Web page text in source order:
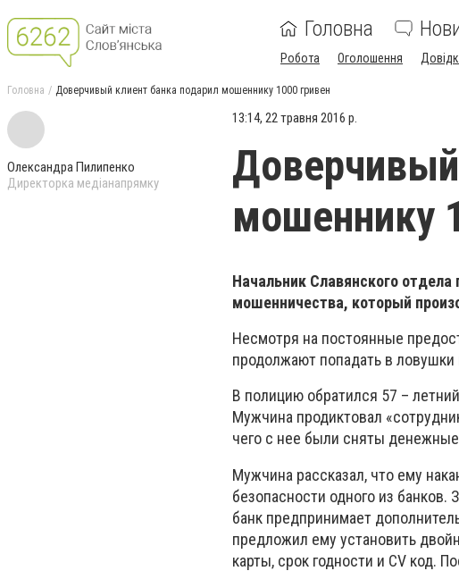
Головна
Робота Оголошення
Головна Доверчивый клиент банка подарил мошеннику 1000 гривен
Олександра Пилипенко
Директорка медіанапрямку
13:14, 22 травня 2016 р.
мошеннику
Начальник Славянского
мошенничества, который
Несмотря на постоянные
продолжают попадать в
В полицию обратился 57 –
Мужчина продиктовал
чего с нее были сняты
Мужчина рассказал, что ему
безопасности одного из банков.
банк предпринимает
предложил ему установить
карты, срок годности и СV код.